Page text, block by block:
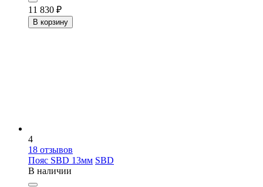
11 830 ₽
В корзину
4
18 отзывов
Пояс SBD 13мм SBD
В наличии